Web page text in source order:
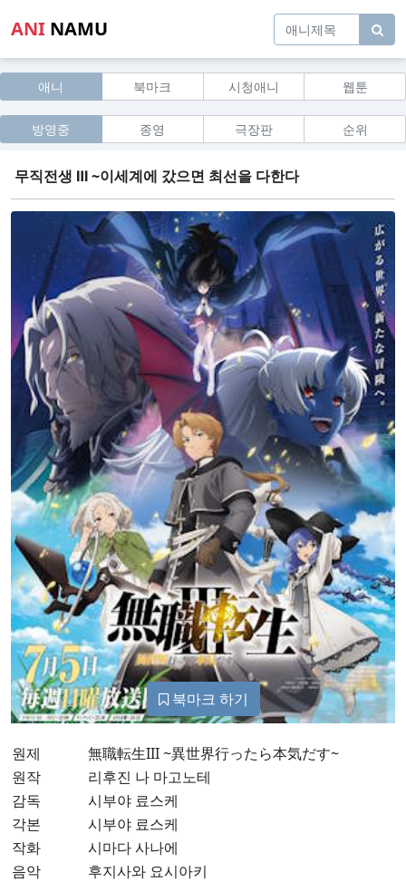
ANI NAMU
애니 북마크 시청애니 웹툰
방영중 종영 극장판 순위
무직전생 Ⅲ ~이세계에 갔으면 최선을 다한다
북마크 하기
원제
無職転生III ~異世界行ったら本気だす~
원작
리후진 나 마고노테
감독
시부야 료스케
각본
시부야 료스케
작화
시마다 사나에
음악
후지사와 요시아키